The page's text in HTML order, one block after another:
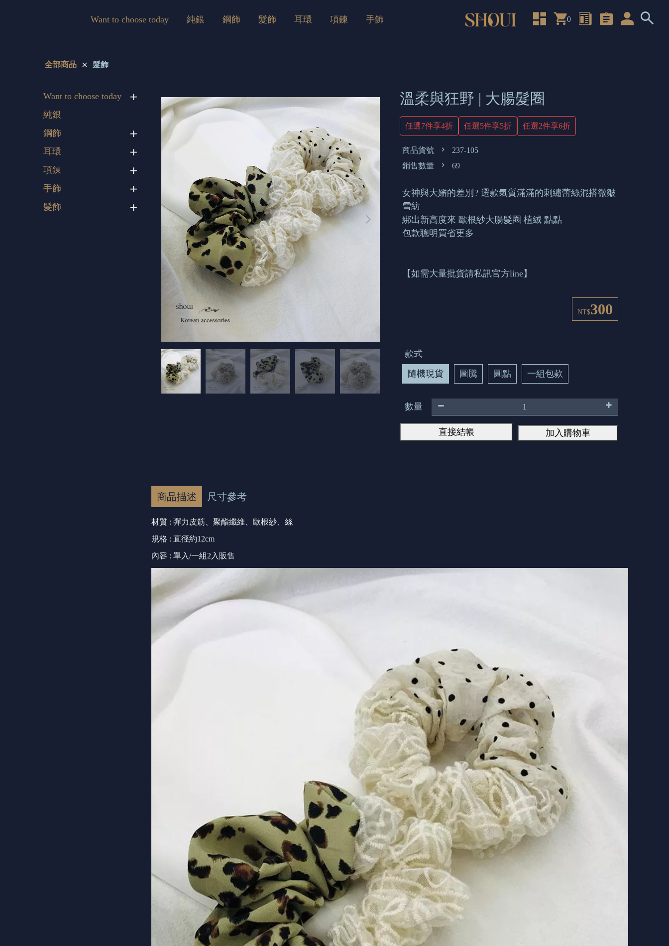
Want to choose today 純銀 鋼飾 髮飾 耳環 項鍊 手飾 0
全部商品 髮飾
Want to choose today
純銀
鋼飾
耳環
項鍊
手飾
髮飾
溫柔與狂野 | 大腸髮圈
任選7件享4折 任選5件享5折 任選2件享6折
商品貨號
237-105
銷售數量
69
女神與大嬸的差別? 選款氣質滿滿的刺繡蕾絲混搭微皺
雪紡
綁出新高度來 歐根紗大腸髮圈 植絨 點點
包款聰明買省更多
【如需大量批貨請私訊官方line】
NT$300
款式
隨機現貨
圖騰 圓點 一組包款
數量
直接結帳 加入購物車
商品描述 尺寸參考
材質 : 彈力皮筋、聚酯纖維、歐根紗、絲
規格 : 直徑約12cm
內容 : 單入/一組2入販售